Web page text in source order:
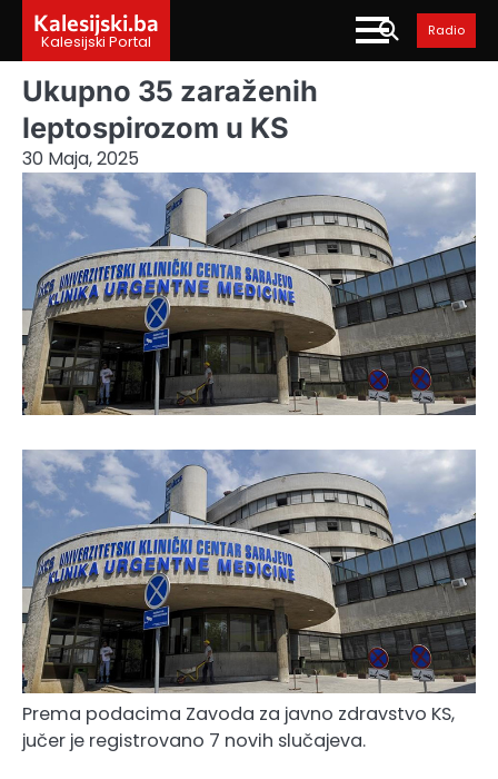
content
Kalesijski.ba
Kalesijski Portal
Radio
Ukupno 35 zaraženih
leptospirozom u KS
30 Maja, 2025
Prema podacima Zavoda za javno zdravstvo KS,
jučer je registrovano 7 novih slučajeva.